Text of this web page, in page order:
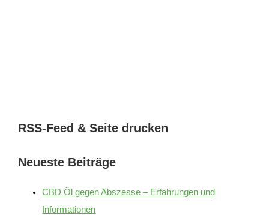
RSS-Feed & Seite drucken
Neueste Beiträge
CBD Öl gegen Abszesse – Erfahrungen und
Informationen